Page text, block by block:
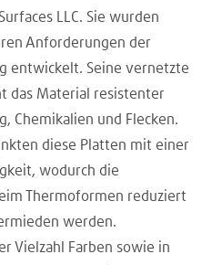
LLC. Sie wurden
Anforderungen der
entwickelt. Seine vernetzte
das Material resistenter
Chemikalien und Flecken.
diese Platten mit einer
wodurch die
Thermoformen reduziert
werden.
Vielzahl Farben sowie in